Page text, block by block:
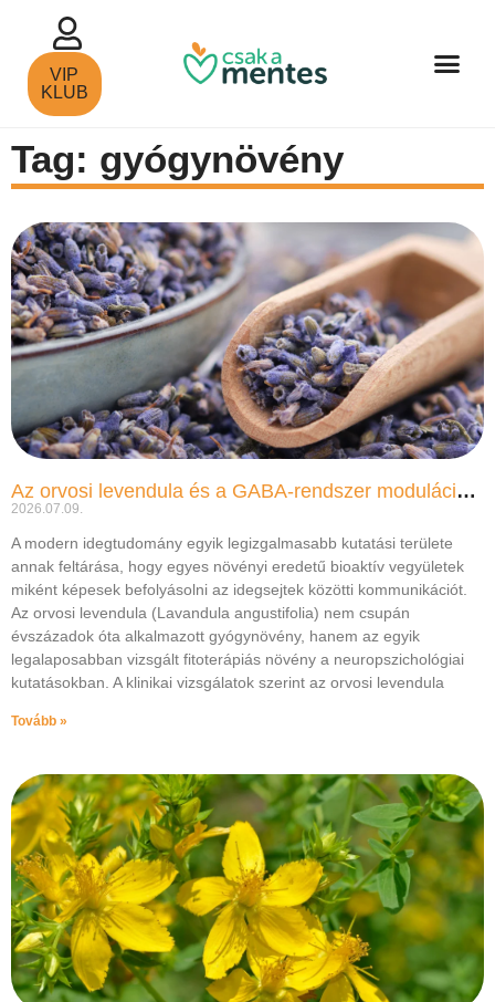
VIP
KLUB
Tag: gyógynövény
Az orvosi levendula és a GABA-rendszer modulációja: a természetes szorongáscsökkentés neurobiológiája
2026.07.09.
A modern idegtudomány egyik legizgalmasabb kutatási területe
annak feltárása, hogy egyes növényi eredetű bioaktív vegyületek
miként képesek befolyásolni az idegsejtek közötti kommunikációt.
Az orvosi levendula (Lavandula angustifolia) nem csupán
évszázadok óta alkalmazott gyógynövény, hanem az egyik
legalaposabban vizsgált fitoterápiás növény a neuropszichológiai
kutatásokban. A klinikai vizsgálatok szerint az orvosi levendula
Tovább »